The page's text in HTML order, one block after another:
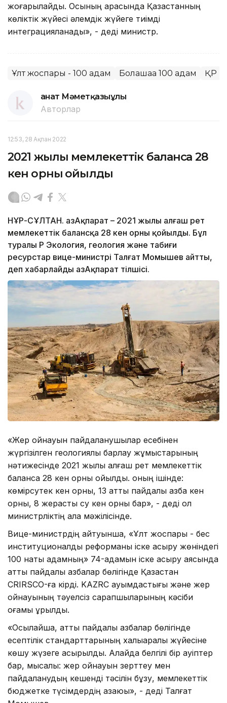
жоғарылайды. Осының арқасында Қазақстанның
көліктік жүйесі әлемдік жүйеге тиімді
интеграцияланады», - деді министр.
Ұлт жоспары - 100 қадам Болашаққа 100 қадам ҚР
Қанат Мәметқазыұлы
Авторлар
12:53, 28 Ақпан 2022
2021 жылы мемлекеттік балансқа 28
кен орны қойылды
НҰР-СҰЛТАН. ҚазАқпарат – 2021 жылы алғаш рет
мемлекеттік балансқа 28 кен орны қойылды. Бұл
туралы ҚР Экология, геология және табиғи
ресурстар вице-министрі Талғат Момышев айтты,
деп хабарлайды ҚазАқпарат тілшісі.
«Жер қойнауын пайдаланушылар есебінен
жүргізілген геологиялық барлау жұмыстарының
нәтижесінде 2021 жылы алғаш рет мемлекеттік
балансқа 28 кен орны қойылды. оның ішінде:
көмірсутек кен орны, 13 қатты пайдалы қазба кен
орны, 8 жерасты су кен орны бар», - деді ол
министрліктің алқа мәжілісінде.
Вице-министрдің айтуынша, «Ұлт жоспары - бес
институционалдық реформаны іске асыру жөніндегі
100 нақты қадамның» 74-қадамын іске асыру аясында
қатты пайдалы қазбалар бөлігінде Қазақстан
CRIRSCO-ға кірді. KAZRC қауымдастығы және жер
қойнауының тәуелсіз сарапшыларының кәсіби
қоғамы құрылды.
«Осылайша, қатты пайдалы қазбалар бөлігінде
есептілік стандарттарының халықаралық жүйесіне
көшу жүзеге асырылды. Алайда белгілі бір қауіптер
бар, мысалы: жер қойнауын зерттеу мен
пайдаланудың кешенді тәсілін бұзу, мемлекеттік
бюджетке түсімдердің азаюы», - деді Талғат